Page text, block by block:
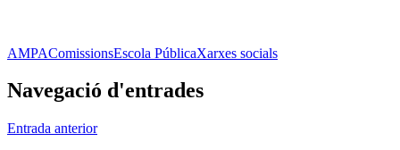
AMPAComissionsEscola PúblicaXarxes socials
Navegació d'entrades
Entrada anterior